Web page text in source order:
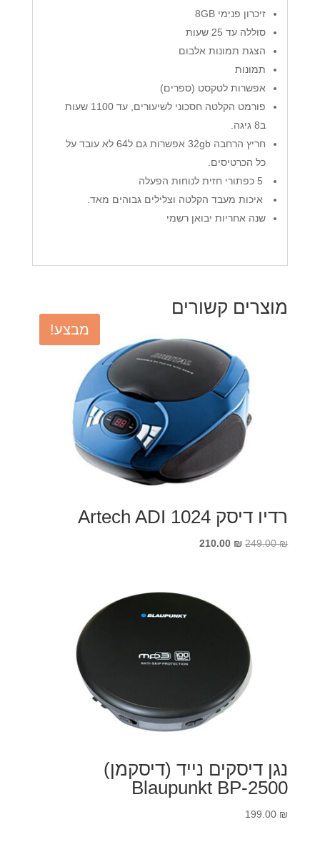
זיכרון פנימי 8GB
סוללה עד 25 שעות
הצגת תמונות אלבום
תמונות
אפשרות לטקסט (ספרים)
פורמט הקלטה חסכוני לשיעורים, עד 1100 שעות
ב8 גיגה.
חריץ הרחבה 32gb אפשרות גם ל64 לא עובד על
כל הכרטיסים.
איכות מעבד הקלטה וצלילים גבוהים מאד.
שנה אחריות יבואן רשמי
מוצרים קשורים
מבצע!
רדיו דיסק Artech ADI 1024
249.00₪
המחיר
210.00 ₪
המחיר
210.00 ₪.
נגן דיסקים נייד (דיסקמן)
Blaupunkt BP-2500
199.00 ₪